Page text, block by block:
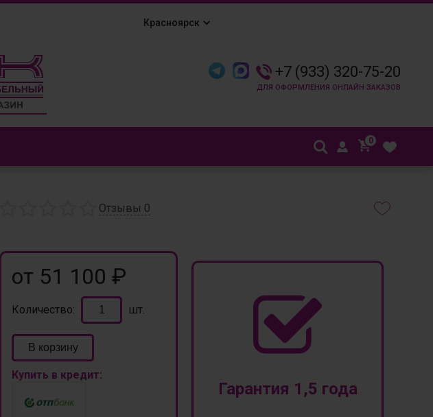
0
Красноярск
+7 (933) 320-75-20
Отзывы 0
от 51 100 ₽
Количество: шт.
В корзину
Купить в кредит:
Гарантия 1,5 года